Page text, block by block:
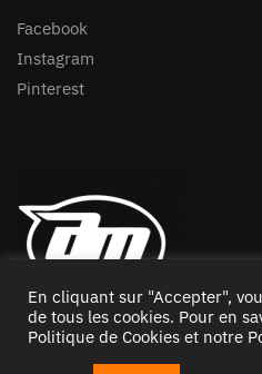
Facebook
Instagram
Pinterest
© Copyright –
En cliquant sur "Accepter",
de tous les cookies. Pour en
Politique de Cookies et notre